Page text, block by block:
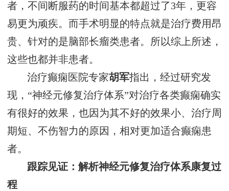
者，不间断服药的时间基本都超过了3年，更容
易更为顽疾。而手术明显的特点就是治疗费用昂
贵、针对的是脑部长瘤类患者。所以综上所述，
这些也都并非患者。
治疗癫痫医院专家胡军指出，经过研究发
现，“神经元修复治疗体系”对治疗各类癫痫确实
有很好的效果，也因为其不好的效果小、治疗周
期短、不伤智力的原因，相对更加适合癫痫患
者。
跟踪见证：解析神经元修复治疗体系康复过
程